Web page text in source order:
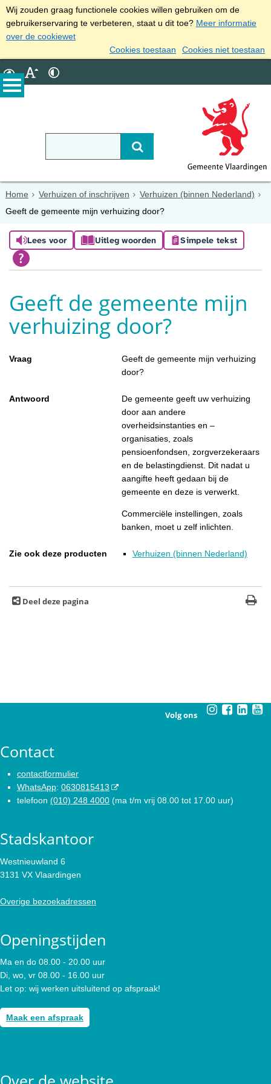
Wij zouden graag functionele cookies willen gebruiken om de
gebruikerservaring te verbeteren, staat u dit toe? Meer informatie
over de cookiewet
Cookies toestaan
Cookies niet toestaan
Home Verhuizen of inschrijven
Verhuizen (binnen Nederland)
Geeft de gemeente mijn verhuizing door?
Lees voor Uitleg woorden Simpele tekst
Geeft de gemeente mijn
verhuizing door?
Vraag
Geeft de gemeente mijn verhuizing
door?
Antwoord
De gemeente geeft uw verhuizing
door aan andere
overheidsinstanties en –
organisaties, zoals
pensioenfondsen, zorgverzekeraars
en de belastingdienst. Dit nadat u
aangifte heeft gedaan bij de
gemeente en deze is verwerkt.
Commerciële instellingen, zoals
banken, moet u zelf inlichten.
Zie ook deze producten Verhuizen (binnen Nederland)
Deel deze pagina
Volg ons
Contact
contactformulier
WhatsApp: 0630815413
telefoon (010) 248 4000 (ma t/m vrij 08.00 tot 17.00 uur)
Stadskantoor
Westnieuwland 6
3131 VX Vlaardingen
Overige bezoekadressen
Openingstijden
Ma en do 08.00 - 20.00 uur
Di, wo, vr 08.00 - 16.00 uur
Let op: wij werken uitsluitend op afspraak!
Maak een afspraak